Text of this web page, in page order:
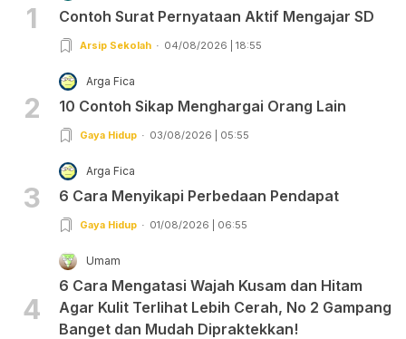
1 Contoh Surat Pernyataan Aktif Mengajar SD
Arsip Sekolah 04/08/2026 | 18:55
2
Arga Fica
10 Contoh Sikap Menghargai Orang Lain
Gaya Hidup 03/08/2026 | 05:55
3
Arga Fica
6 Cara Menyikapi Perbedaan Pendapat
Gaya Hidup 01/08/2026 | 06:55
4
Umam
6 Cara Mengatasi Wajah Kusam dan Hitam
Agar Kulit Terlihat Lebih Cerah, No 2 Gampang
Banget dan Mudah Dipraktekkan!